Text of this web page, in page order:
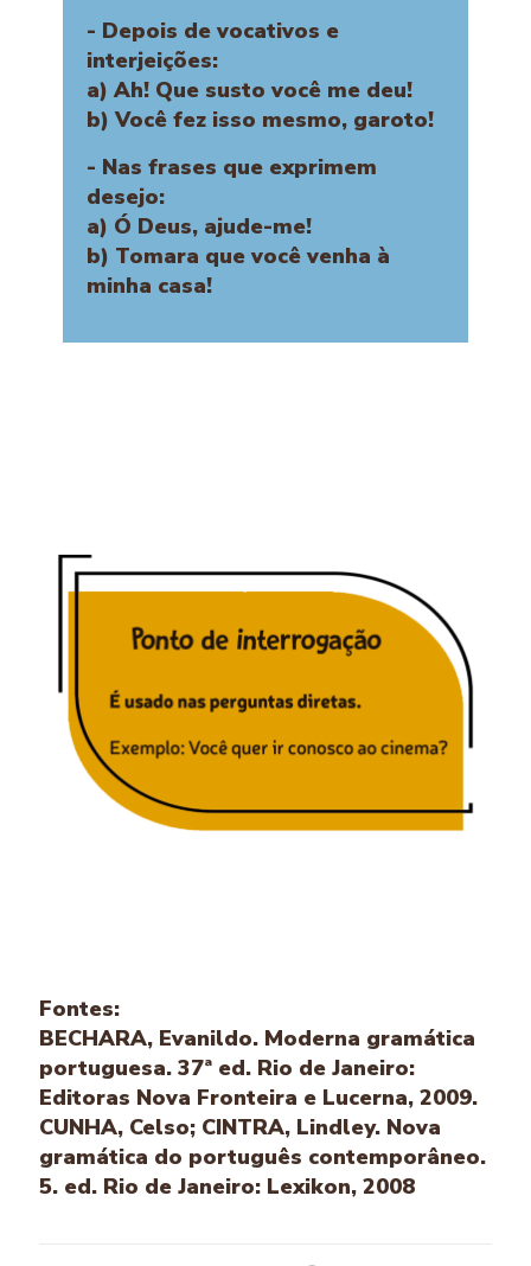
- Depois de vocativos e
interjeições:
a) Ah! Que susto você me deu!
b) Você fez isso mesmo, garoto!
- Nas frases que exprimem
desejo:
a) Ó Deus, ajude-me!
b) Tomara que você venha à
minha casa!
Fontes:
BECHARA, Evanildo. Moderna gramática
portuguesa. 37ª ed. Rio de Janeiro:
Editoras Nova Fronteira e Lucerna, 2009.
CUNHA, Celso; CINTRA, Lindley. Nova
gramática do português contemporâneo.
5. ed. Rio de Janeiro: Lexikon, 2008